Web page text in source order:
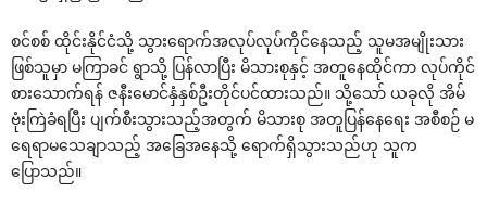
စင်စစ် ထိုင်းနိုင်ငံသို့ သွားရောက်အလုပ်လုပ်ကိုင်နေသည့် သူမအမျိုးသား
ဖြစ်သူမှာ မကြာခင် ရွာသို့ ပြန်လာပြီး မိသားစုနှင့် အတူနေထိုင်ကာ လုပ်ကိုင်
စားသောက်ရန် ဇနီးမောင်နှံနှစ်ဦးတိုင်ပင်ထားသည်။ သို့သော် ယခုလို အိမ်
ဗုံးကြဲခံရပြီး ပျက်စီးသွားသည့်အတွက် မိသားစု အတူပြန်နေရေး အစီစဉ် မ
ရေရာမသေချာသည့် အခြေအနေသို့ ရောက်ရှိသွားသည်ဟု သူက
ပြောသည်။